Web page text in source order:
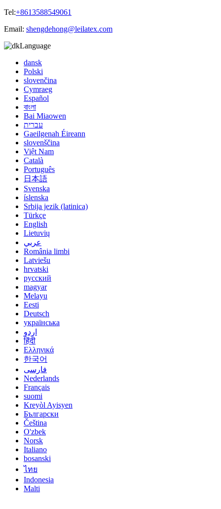
Tel:+8613588549061
Email: shengdehong@leilatex.com
Language
dansk
Polski
slovenčina
Cymraeg
Español
বাংলা
Bai Miaowen
עברית
Gaeilgenah Éireann
slovenščina
Việt Nam
Català
Português
日本語
Svenska
íslenska
Srbija jezik (latinica)
Türkçe
English
Lietuvių
عربي
România limbi
Latviešu
hrvatski
русский
magyar
Melayu
Eesti
Deutsch
українська
اردو
हिंदी
Ελληνικά
한국어
فارسی
Nederlands
Français
suomi
Kreyòl Ayisyen
Български
Čeština
O'zbek
Norsk
Italiano
bosanski
ไทย
Indonesia
Malti